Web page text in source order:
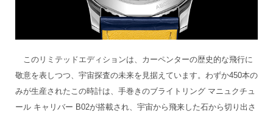
このリミテッドエディションは、カーペンターの歴史的な飛行に
敬意を表しつつ、宇宙探査の未来を見据えています。わずか450本の
みが生産されたこの時計は、手巻きのブライトリング マニュクチュ
ール キャリバー B02が搭載され、宇宙から飛来した石から切り出さ